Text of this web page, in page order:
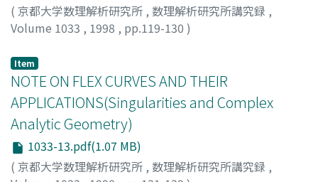
( 京都大学数理解析研究所 , 数理解析研究所講究録 ,
Volume 1033 , 1998 , pp.119-130 )
Item
NOTE ON FLEX CURVES AND THEIR
APPLICATIONS(Singularities and Complex
Analytic Geometry)
1033-13.pdf(1.07 MB)
( 京都大学数理解析研究所 , 数理解析研究所講究録 ,